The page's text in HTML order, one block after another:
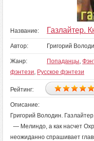
Название: Газлайтер.
Автор: Григорий
Жанр: Попаданцы,
фэнтези, Русское фэнтези
Рейтинг:
Описание:
Григорий Володин.
— Мелиндо, а как насчет
неожиданно спрашивает